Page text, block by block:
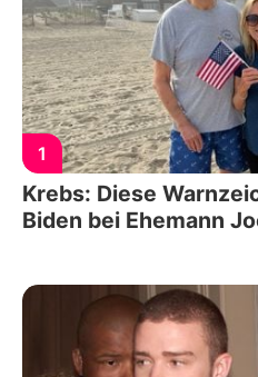
1
Krebs: Diese
Biden bei Ehemann